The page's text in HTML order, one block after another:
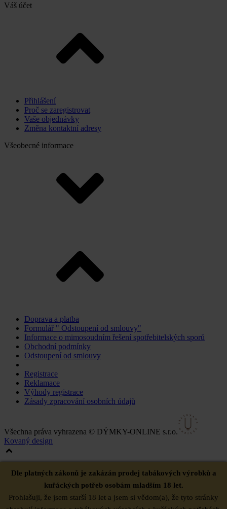
Váš účet
Přihlášení
Proč se zaregistrovat
Vaše objednávky
Změna kontaktní adresy
Všeobecné informace
Doprava a platba
Formulář " Odstoupení od smlouvy"
Informace o mimosoudním řešení spotřebitelských sporů
Obchodní podmínky
Odstoupení od smlouvy
Registrace
Reklamace
Výhody registrace
Zásady zpracování osobních údajů
Všechna práva vyhrazena © DÝMKY-ONLINE s.r.o.
Kovaný design
Dle platných zákonů je zakázán prodej tabákových výrobků a
kuřáckých potřeb osobám mladším 18 let.
Prohlašuji, že jsem starší 18 let a jsem si vědom(a), že tyto stránky